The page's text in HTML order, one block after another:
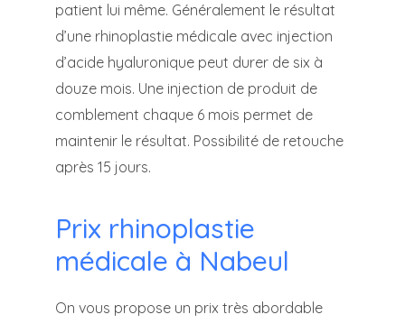
patient lui même. Généralement le résultat
d’une rhinoplastie médicale avec injection
d’acide hyaluronique peut durer de six à
douze mois. Une injection de produit de
comblement chaque 6 mois permet de
maintenir le résultat. Possibilité de retouche
après 15 jours.
Prix rhinoplastie
médicale à Nabeul
On vous propose un prix très abordable